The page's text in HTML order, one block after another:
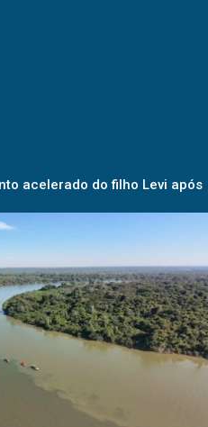
acelerado do filho Levi após